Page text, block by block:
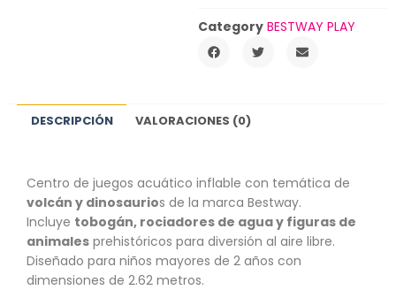
Category BESTWAY PLAY
DESCRIPCIÓN VALORACIONES (0)
Centro de juegos acuático inflable con temática de
volcán y dinosaurios de la marca Bestway.
Incluye tobogán, rociadores de agua y figuras de
animales prehistóricos para diversión al aire libre.
Diseñado para niños mayores de 2 años con
dimensiones de 2.62 metros.